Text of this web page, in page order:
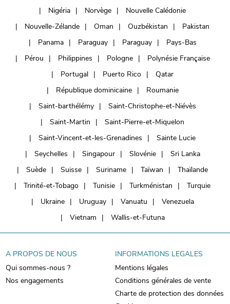
Nigéria
Norvège
Nouvelle Calédonie
Nouvelle-Zélande
Oman Ouzbékistan
Pakistan
Panama
Paraguay Paraguay
Pays-Bas
Pérou
Philippines Pologne
Polynésie Française
Portugal
Puerto Rico
Qatar
République dominicaine
Roumanie
Saint-barthélémy
Saint-Christophe-et-Niévès
Saint-Martin
Saint-Pierre-et-Miquelon
Saint-Vincent-et-les-Grenadines
Sainte Lucie
Seychelles
Singapour Slovénie
Sri Lanka
Suède
Suisse Suriname Taïwan
Thaïlande
Trinité-et-Tobago
Tunisie Turkménistan
Turquie
Ukraine
Uruguay Vanuatu
Venezuela
Vietnam
Wallis-et-Futuna
A PROPOS DE NOUS
Qui sommes-nous ?
Nos engagements
INFORMATIONS LEGALES
Mentions légales
Conditions générales de vente
Charte de protection des données